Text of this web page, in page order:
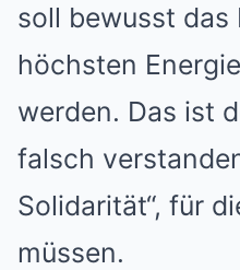
soll bewusst das
höchsten
werden. Das ist
falsch
Solidarität“, für
müssen.